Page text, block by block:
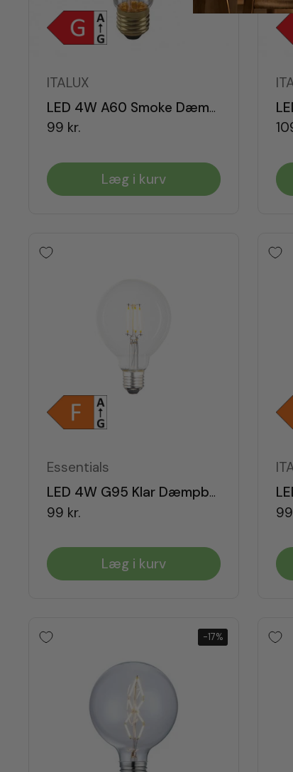
ITALUX
LED 4W A60 Smoke Dæmpbar E27
99 kr.
Læg i kurv
Essentials
LED 4W G95 Klar Dæmpbar E27
99 kr.
Læg i kurv
-17%